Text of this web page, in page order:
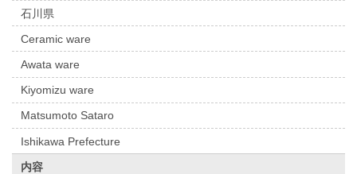
石川県
Ceramic ware
Awata ware
Kiyomizu ware
Matsumoto Sataro
Ishikawa Prefecture
内容